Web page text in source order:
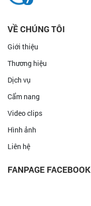
VỀ CHÚNG TÔI
Giới thiệu
Thương hiệu
Dịch vụ
Cẩm nang
Video clips
Hình ảnh
Liên hệ
FANPAGE FACEBOOK